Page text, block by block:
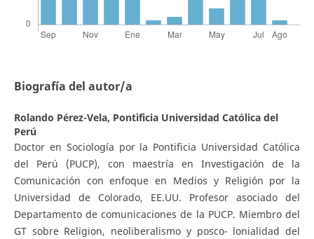
Biografía del autor/a
Rolando Pérez-Vela, Pontificia Universidad Católica del
Perú
Doctor en Sociología por la Pontificia Universidad Católica
del Perú (PUCP), con maestría en Investigación de la
Comunicación con enfoque en Medios y Religión por la
Universidad de Colorado, EE.UU. Profesor asociado del
Departamento de comunicaciones de la PUCP. Miembro del
GT sobre Religion, neoliberalismo y posco- lonialidad del